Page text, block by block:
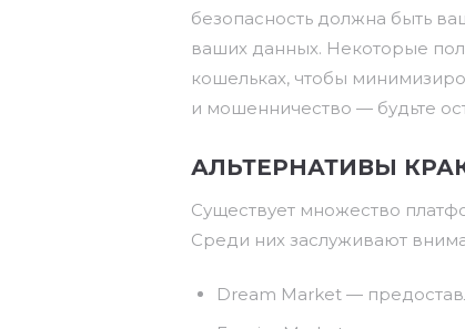
безопасность должна быть
ваших данных. Некоторые
кошельках, чтобы
и мошенничество — будьте
АЛЬТЕРНАТИВЫ
Существует множество
Среди них заслуживают
Dream Market —